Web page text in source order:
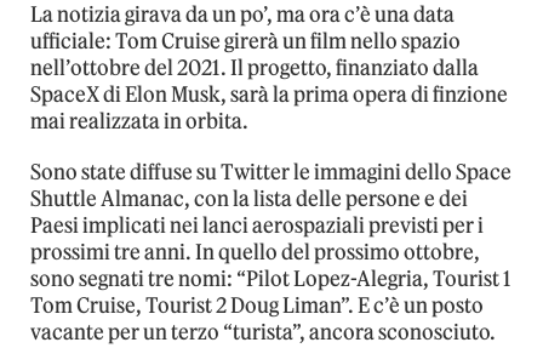
La notizia girava da un po’, ma ora c’è una data
ufficiale: Tom Cruise girerà un film nello spazio
nell’ottobre del 2021. Il progetto, finanziato dalla
SpaceX di Elon Musk, sarà la prima opera di finzione
mai realizzata in orbita.
Sono state diffuse su Twitter le immagini dello Space
Shuttle Almanac, con la lista delle persone e dei
Paesi implicati nei lanci aerospaziali previsti per i
prossimi tre anni. In quello del prossimo ottobre,
sono segnati tre nomi: “Pilot Lopez-Alegria, Tourist 1
Tom Cruise, Tourist 2 Doug Liman”. E c’è un posto
vacante per un terzo “turista”, ancora sconosciuto.